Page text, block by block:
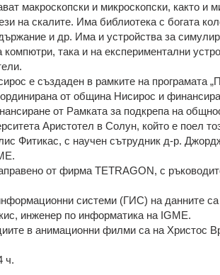
макроскопски и микроскопски, както и
на скалите. Има библиотека с богата
и др. Има и устройства за
компютри, така и на експериментални
е създаден в рамките на програмата
от община Нисирос и
от Рамката за подкрепа на
Аристотел в Солун, който е поел
Фитикас, с научен сътрудник д-р.
от фирма TETRAGON, с
системи (ГИС) на данните са
инженер по информатика на IGME.
в анимационни филми са на Христос
ч.